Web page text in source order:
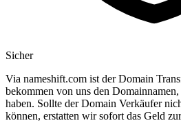
Sicher
Via nameshift.com ist der Domain
bekommen von uns den
haben. Sollte der Domain Verkäufer
können, erstatten wir sofort das Geld